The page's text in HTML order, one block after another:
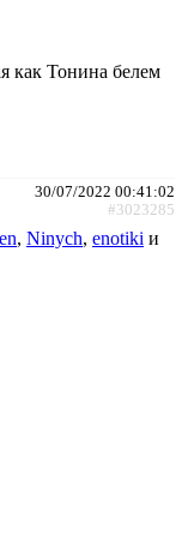
как Тонина белем
30/07/2022 00:41:02
#3023285
, Ninych, enotiki и